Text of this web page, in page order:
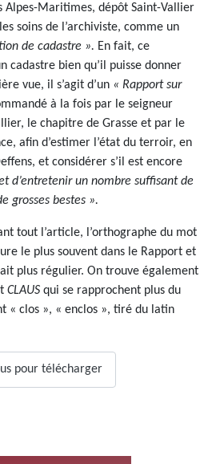
Alpes-Maritimes, dépôt Saint-Vallier
soins de l’archiviste, comme un
de cadastre ». En fait, ce
cadastre bien qu’il puisse donner
vue, il s’agit d’un « Rapport sur
à la fois par le seigneur
le chapitre de Grasse et par le
afin d’estimer l’état du terroir, en
et considérer s’il est encore
d’entretenir un nombre suffisant de
grosses bestes ».
tout l’article, l’orthographe du mot
le plus souvent dans le Rapport et
plus régulier. On trouve également
CLAUS qui se rapprochent plus du
« clos », « enclos », tiré du latin
pour télécharger